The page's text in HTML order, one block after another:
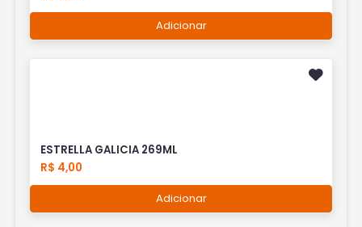
Adicionar
ESTRELLA GALICIA 269ML
R$ 4,00
Adicionar